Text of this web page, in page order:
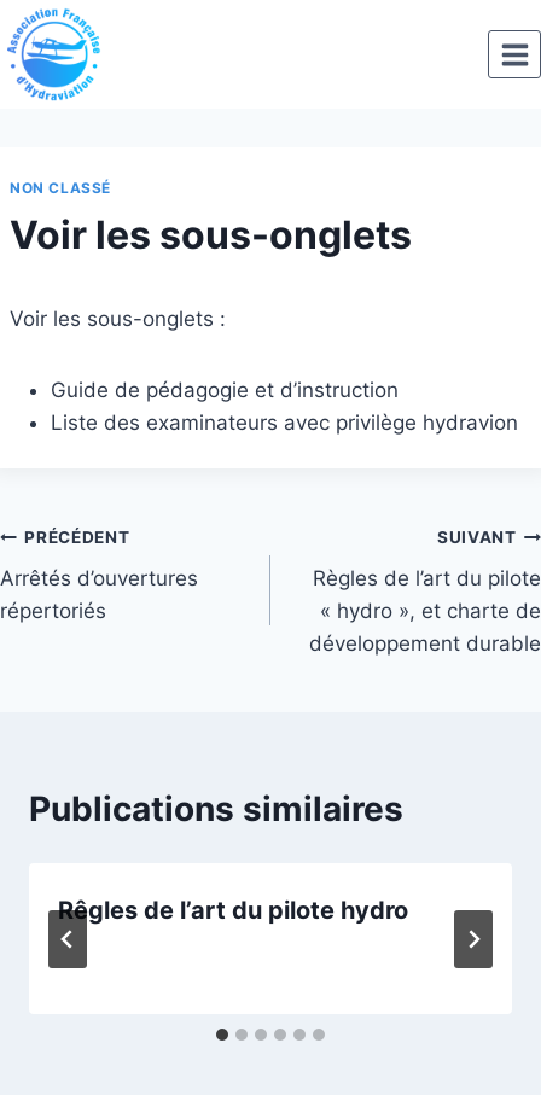
Aller
au
contenu
NON CLASSÉ
Voir les sous-onglets
Voir les sous-onglets :
Guide de pédagogie et d’instruction
Liste des examinateurs avec privilège hydravion
Navigation
de
PRÉCÉDENT
Arrêtés d’ouvertures
répertoriés
SUIVANT
Règles de l’art du pilote
« hydro », et charte de
développement durable
Publications similaires
Rêgles de l’art du pilote hydro